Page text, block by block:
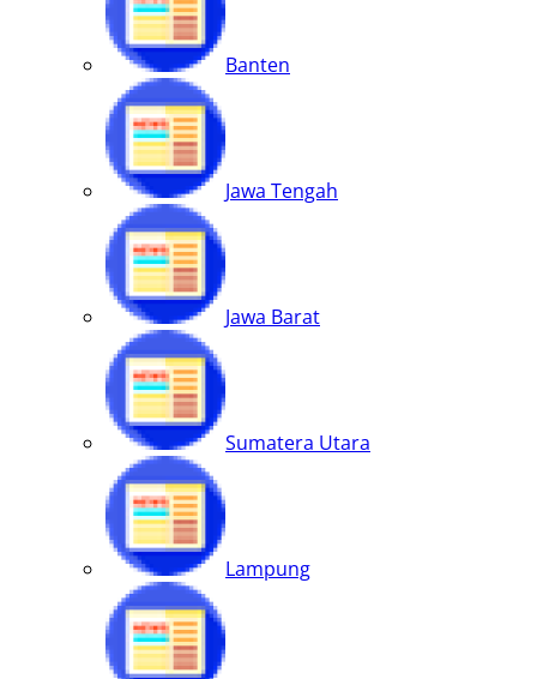
Banten
Jawa Tengah
Jawa Barat
Sumatera Utara
Lampung